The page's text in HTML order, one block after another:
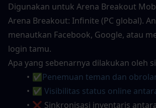
Digunakan untuk Arena Breakout
Arena Breakout: Infinite (PC global).
menautkan Facebook, Google, atau
login tamu.
Apa yang sebenarnya dilakukan oleh
✅Penemuan teman dan
✅ Visibilitas status online
❌ Sinkronisasi inventaris